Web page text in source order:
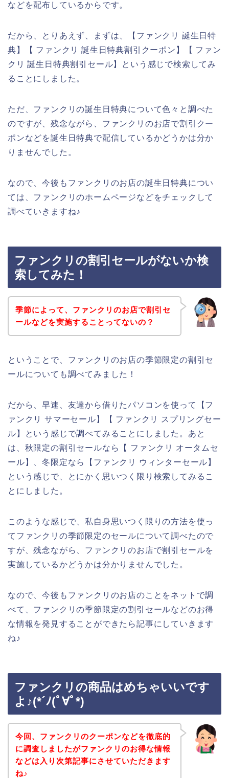
などを配布しているからです。
だから、とりあえず、まずは、【ファンクリ 誕生日特
典】【 ファンクリ 誕生日特典割引クーポン】【 ファン
クリ 誕生日特典割引セール】という感じで検索してみ
ることにしました。
ただ、ファンクリの誕生日特典について色々と調べた
のですが、残念ながら、ファンクリのお店で割引クー
ポンなどを誕生日特典で配信しているかどうかは分か
りませんでした。
なので、今後もファンクリのお店の誕生日特典につい
ては、ファンクリのホームページなどをチェックして
調べていきますね♪
ファンクリの割引セールがないか検
索してみた！
季節によって、ファンクリのお店で割引セ
ールなどを実施することってないの？
ということで、ファンクリのお店の季節限定の割引セ
ールについても調べてみました！
だから、早速、友達から借りたパソコンを使って【フ
ァンクリ サマーセール】【 ファンクリ スプリングセー
ル】という感じで調べてみることにしました。あと
は、秋限定の割引セールなら【 ファンクリ オータムセ
ール】、冬限定なら【ファンクリ ウィンターセール】
という感じで、とにかく思いつく限り検索してみるこ
とにしました。
このような感じで、私自身思いつく限りの方法を使っ
てファンクリの季節限定のセールについて調べたので
すが、残念ながら、ファンクリのお店で割引セールを
実施しているかどうかは分かりませんでした。
なので、今後もファンクリのお店のことをネットで調
べて、ファンクリの季節限定の割引セールなどのお得
な情報を発見することができたら記事にしていきます
ね♪
ファンクリの商品はめちゃいいです
よ♪(*´ﾉ(ﾟ∀ﾟ*)
今回、ファンクリのクーポンなどを徹底的
に調査しましたがファンクリのお得な情報
などは入り次第記事にさせていただきます
ね♪